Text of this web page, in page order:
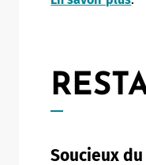
Soucieux